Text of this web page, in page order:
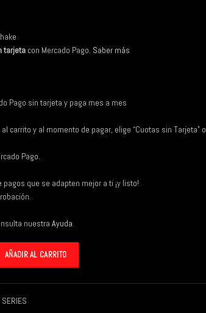
tarjeta con Mercado Pago. Saber más
Pago sin tarjeta y paga mes a mes
carrito y al momento de pagar, elige “Cuotas sin Tarjeta”
Pago.
pagos que se adapten mejor a ti ¡y listo!
nuestra Ayuda.
AÑADIR AL CARRITO
SERIES